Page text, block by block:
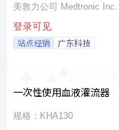
美敦力公司 Medtronic Inc.
登录可见
站点经销 广东科技
一次性使用血液灌流器
规格：KHA130